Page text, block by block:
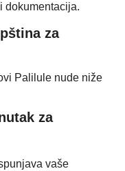
dokumentacija.
za
Palilule nude niže
za
vaše